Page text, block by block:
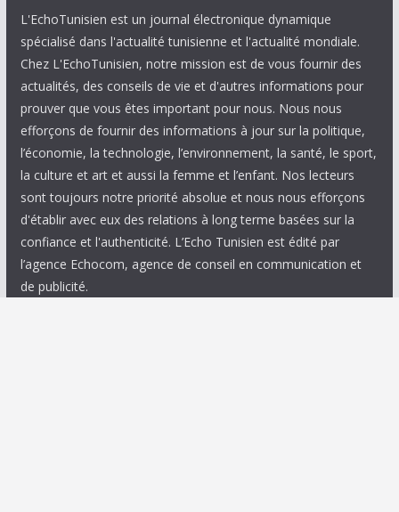
L'EchoTunisien est un journal électronique dynamique
spécialisé dans l'actualité tunisienne et l'actualité mondiale.
Chez L'EchoTunisien, notre mission est de vous fournir des
actualités, des conseils de vie et d'autres informations pour
prouver que vous êtes important pour nous. Nous nous
efforçons de fournir des informations à jour sur la politique,
l’économie, la technologie, l’environnement, la santé, le sport,
la culture et art et aussi la femme et l’enfant. Nos lecteurs
sont toujours notre priorité absolue et nous nous efforçons
d'établir avec eux des relations à long terme basées sur la
confiance et l'authenticité. L’Echo Tunisien est édité par
l’agence Echocom, agence de conseil en communication et
de publicité.